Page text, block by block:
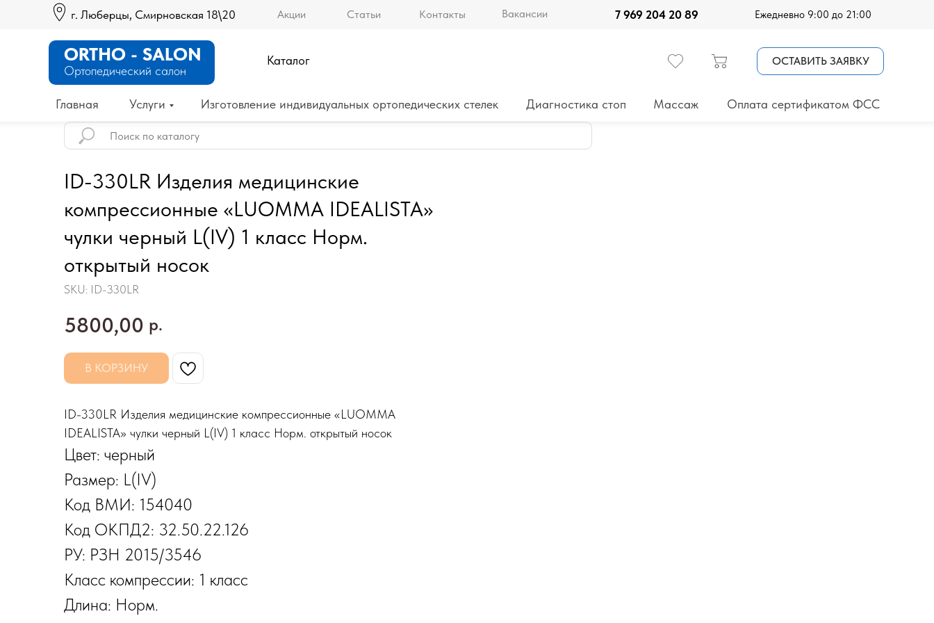
г. Люберцы, Смирновская 18\20 Ежедневно 9:00 до 21:00
7 969 204 20 89
Вакансии
Контакты
Статьи
Акции
Массаж
Главная
ОСТАВИТЬ ЗАЯВКУ
Оплата сертификатом ФСС
Изготовление индивидуальных ортопедических стелек Диагностика стоп
Ортопедический салон
ORTHO - SALON
Услуги
Каталог
ID-330LR Изделия медицинские
компрессионные «LUOMMA IDEALISTA»
чулки черный L(IV) 1 класс Норм.
открытый носок
SKU: ID-330LR
5800,00 р.
В КОРЗИНУ
ID-330LR Изделия медицинские компрессионные «LUOMMA
IDEALISTA» чулки черный L(IV) 1 класс Норм. открытый носок
Цвет: черный
Размер: L(IV)
Код ВМИ: 154040
Код ОКПД2: 32.50.22.126
РУ: РЗН 2015/3546
Класс компрессии: 1 класс
Длина: Норм.